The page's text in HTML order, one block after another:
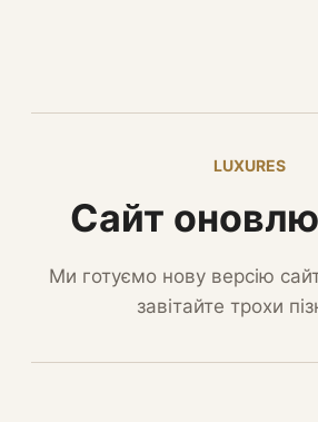
LUXURES
Сайт
Ми готуємо нову версію
завітайте трохи